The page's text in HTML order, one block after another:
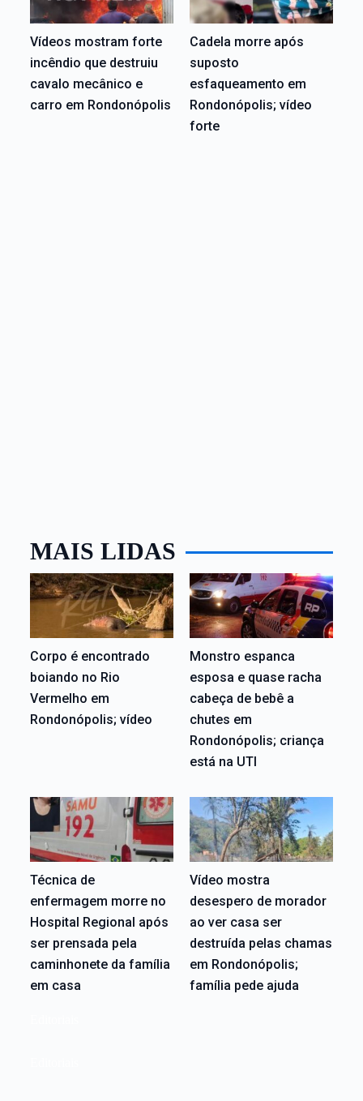
Vídeos mostram forte
incêndio que destruiu
cavalo mecânico e
carro em Rondonópolis
Cadela morre após
suposto
esfaqueamento em
Rondonópolis; vídeo
forte
MAIS LIDAS
Corpo é encontrado
boiando no Rio
Vermelho em
Rondonópolis; vídeo
Monstro espanca
esposa e quase racha
cabeça de bebê a
chutes em
Rondonópolis; criança
está na UTI
Técnica de
enfermagem morre no
Hospital Regional após
ser prensada pela
caminhonete da família
em casa
Vídeo mostra
desespero de morador
ao ver casa ser
destruída pelas chamas
em Rondonópolis;
família pede ajuda